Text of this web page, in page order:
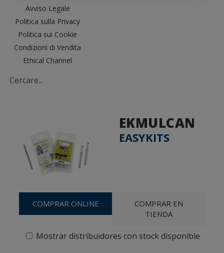
Avviso Legale
Politica sulla Privacy
Politica sui Cookie
Condizioni di Vendita
Ethical Channel
EKMULCAN
EASYKITS
COMPRAR ONLINE
COMPRAR EN
TIENDA
Mostrar distribuidores con stock disponible